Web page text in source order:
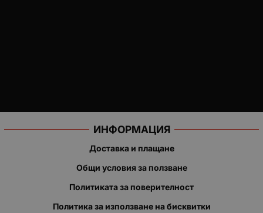
ИНФОРМАЦИЯ
Доставка и плащане
Общи условия за ползване
Политиката за поверителност
Политика за използване на бисквитки